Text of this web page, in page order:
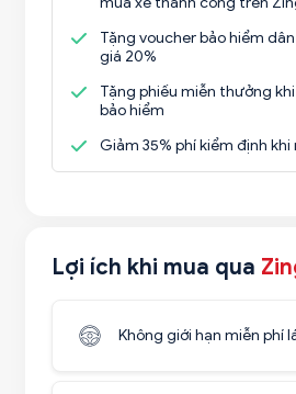
Tặng voucher bảo hiểm
giá 20%
Tặng phiếu miễn thưởng
bảo hiểm
Giảm 35% phí kiểm định
Lợi ích khi mua qua
Không giới hạn miễn phí